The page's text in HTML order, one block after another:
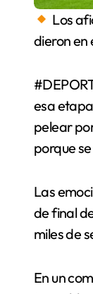
Los
dieron en
esa
pelear
porque
Las
de final
miles de
En un